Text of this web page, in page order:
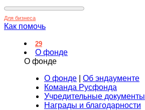
Для бизнеса
Как помочь
29
О фонде
О фонде
О фонде
Об эндаументе
Команда Русфонда
Учредительные документы
Награды и благодарности